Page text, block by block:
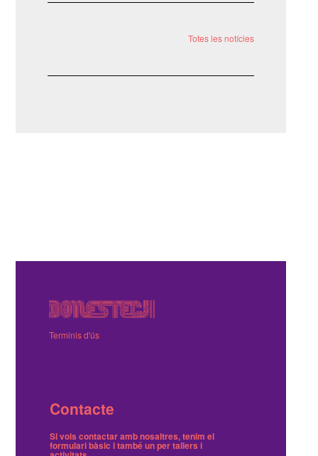
Totes les notícies
Terminis d'ús
Contacte
Si vols contactar amb nosaltres, tenim el
formulari bàsic i tambéun per tallers i